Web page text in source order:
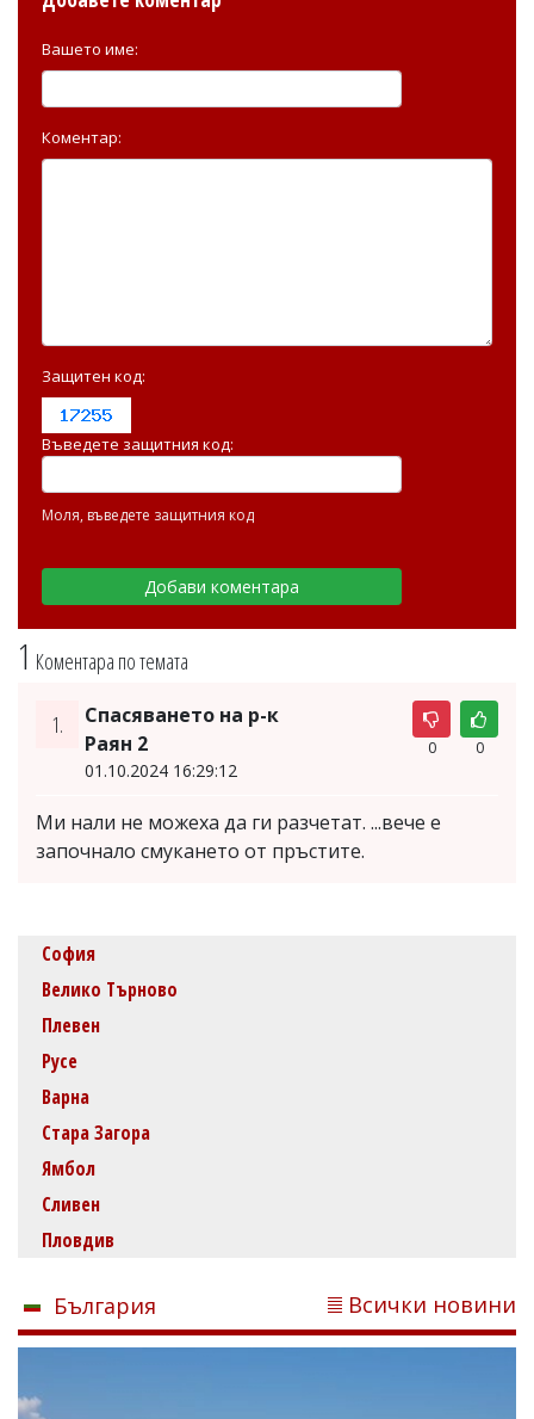
1 Коментара по темата
1.
Спасяването на р-к
Раян 2
01.10.2024 16:29:12
0 0
Ми нали не можеха да ги разчетат. ...вече е
започнало смукането от пръстите.
Вашето име:
Коментар:
Защитен код:
Въведете защитния код:
Моля, въведете защитния код
София
Велико Търново
Плевен
Русе
Варна
Стара Загора
Ямбол
Сливен
Пловдив
България Всички новини